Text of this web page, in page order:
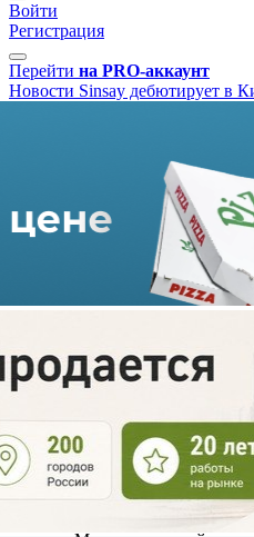
Войти
Регистрация
Перейти на PRO-аккаунт
Новости Sinsay дебютирует в
Sinsay
«Макси Девелопмент»
международных fashion-
первый магазин бренда Sinsay
центре «Макси», который